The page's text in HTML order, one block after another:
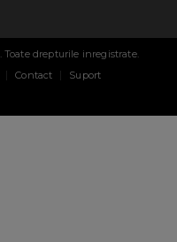
. Toate drepturile inregistrate.
Contact Suport